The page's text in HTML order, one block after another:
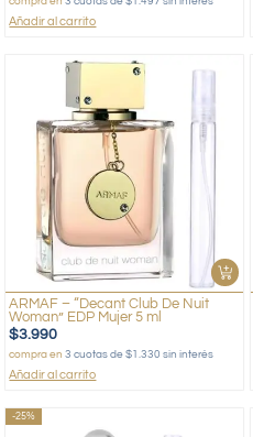
Añadir al carrito
ARMAF – “Decant Club De Nuit
Woman” EDP Mujer 5 ml
$3.990
compra en3 cuotas de $1.330 sin interés
Añadir al carrito
-25%